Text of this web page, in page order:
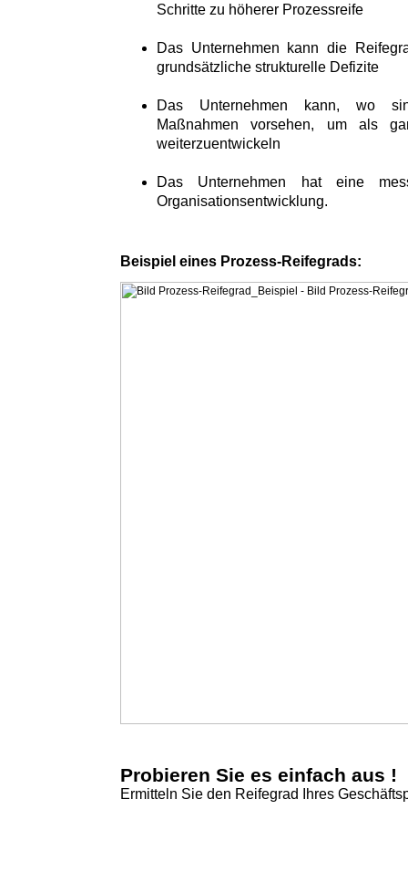
Schritte zu höherer Prozessreife
Das Unternehmen kann die
grundsätzliche strukturelle Defizite
Das Unternehmen kann, wo
Maßnahmen vorsehen, um als
weiterzuentwickeln
Das Unternehmen hat eine
Organisationsentwicklung.
Beispiel eines Prozess-Reifegrads:
Probieren Sie es einfach aus !
Ermitteln Sie den Reifegrad Ihres